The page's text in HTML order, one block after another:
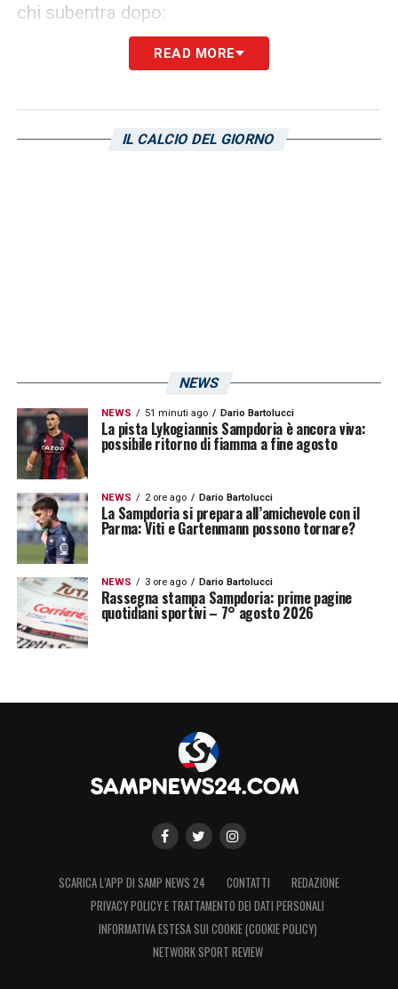
chi subentra dopo:
Modulo 3-5-2
Gagno(Modena): 6,5
Ferrari(Salernitana): 7
Defrel(Modena): 7,5
De Luca(Cremonese): 8.
LA PLAYLIST DELLE NOSTRE TOP NEWS
READ MORE
IL CALCIO DEL GIORNO
NEWS
NEWS 51 minuti ago Dario Bartolucci
La pista Lykogiannis Sampdoria è ancora viva:
possibile ritorno di fiamma a fine agosto
NEWS 2 ore ago Dario Bartolucci
La Sampdoria si prepara all’amichevole con il
Parma: Viti e Gartenmann possono tornare?
NEWS 3 ore ago Dario Bartolucci
Rassegna stampa Sampdoria: prime pagine
quotidiani sportivi – 7° agosto 2026
SCARICA L’APP DI SAMP NEWS 24 CONTATTI
REDAZIONE
PRIVACY POLICY E TRATTAMENTO DEI DATI PERSONALI
INFORMATIVA ESTESA SUI COOKIE (COOKIE POLICY)
NETWORK SPORT REVIEW